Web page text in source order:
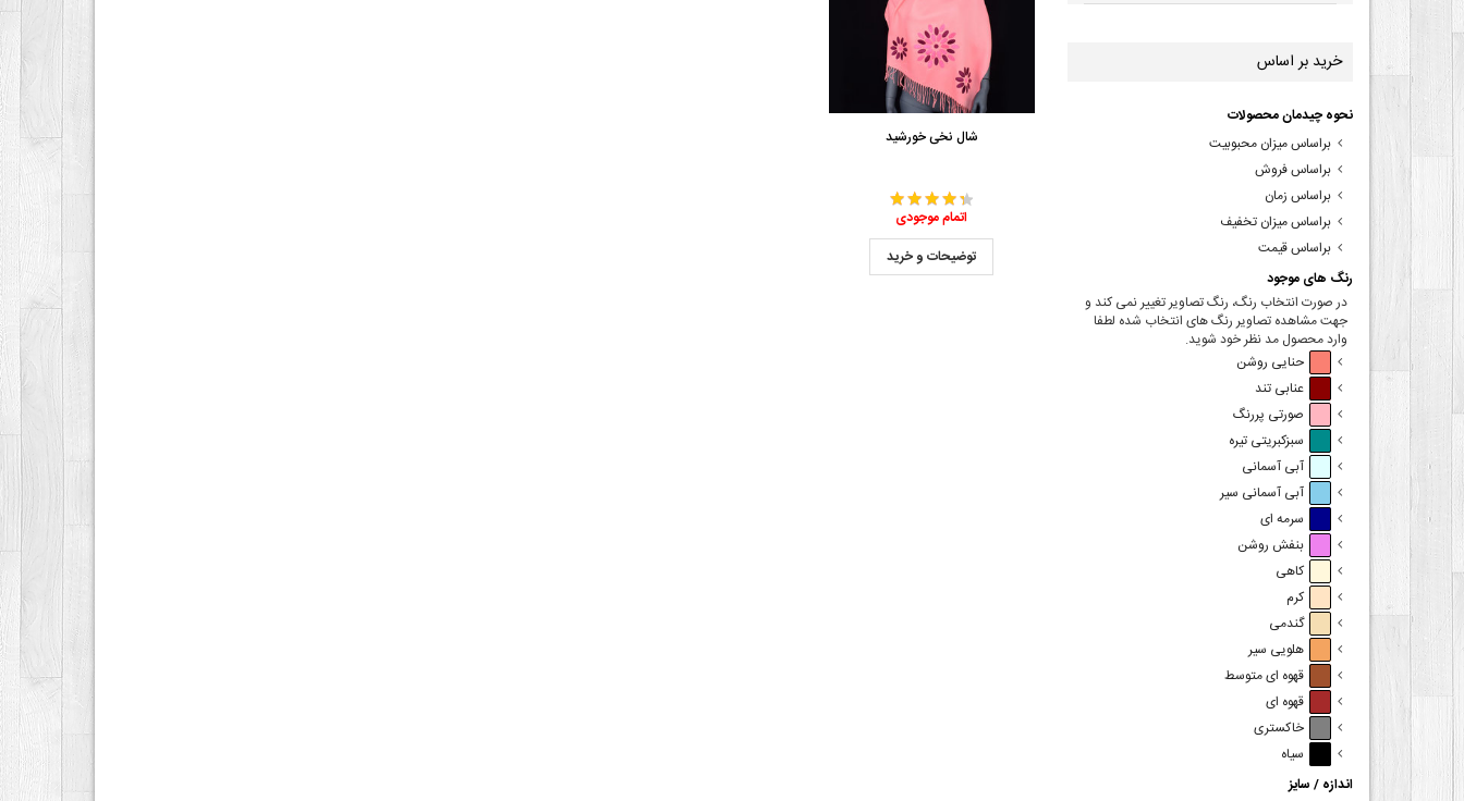
شال نخی خورشید
اتمام موجودی
توضیحات و خرید
خرید بر اساس
نحوه چیدمان محصولات
براساس میزان محبوبیت
براساس فروش
براساس زمان
براساس میزان تخفیف
براساس قیمت
رنگ های موجود
در صورت انتخاب رنگ، رنگ تصاویر تغییر نمی کند و
جهت مشاهده تصاویر رنگ های انتخاب شده لطفا
وارد محصول مد نظر خود شوید.
حنایی روشن
عنابی تند
صورتی پررنگ
سبزکبریتی تیره
آبی آسمانی
آبی آسمانی سیر
سرمه ای
بنفش روشن
کاهی
کرم
گندمی
هلویی سیر
قهوه ای متوسط
قهوه ای
خاکستری
سیاه
اندازه / سایز